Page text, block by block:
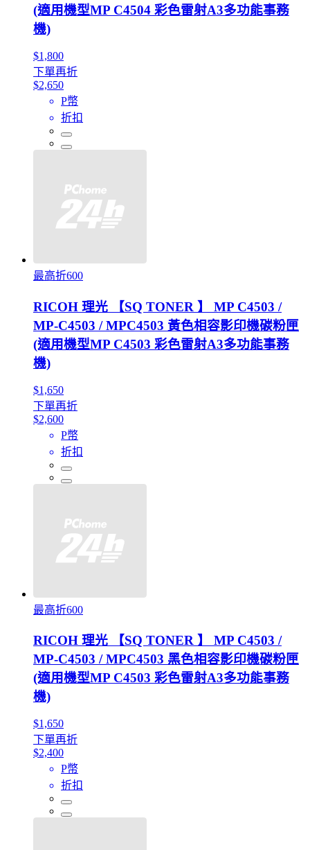
(適用機型MP C4504 彩色雷射A3多功能事務
機)
$1,800
下單再折
$2,650
P幣
折扣
最高折600
RICOH 理光 【SQ TONER 】 MP C4503 /
MP-C4503 / MPC4503 黃色相容影印機碳粉匣
(適用機型MP C4503 彩色雷射A3多功能事務
機)
$1,650
下單再折
$2,600
P幣
折扣
最高折600
RICOH 理光 【SQ TONER 】 MP C4503 /
MP-C4503 / MPC4503 黑色相容影印機碳粉匣
(適用機型MP C4503 彩色雷射A3多功能事務
機)
$1,650
下單再折
$2,400
P幣
折扣